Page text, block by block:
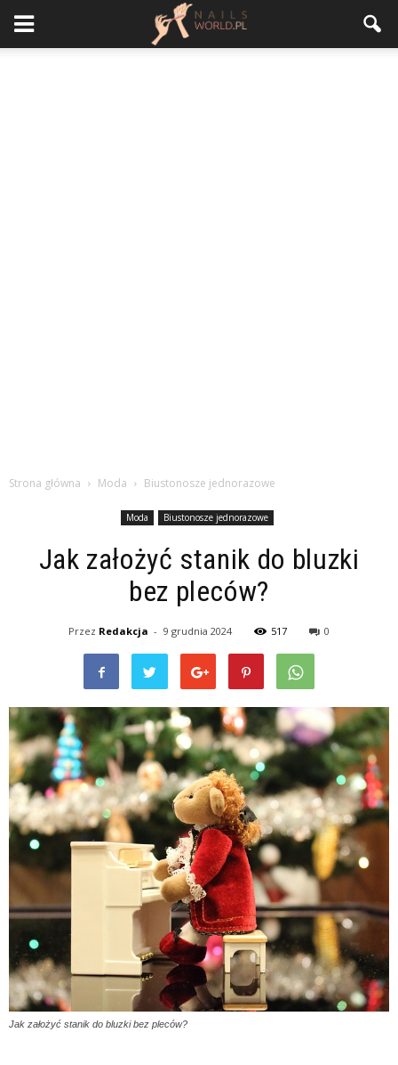
Strona główna Moda Biustonosze jednorazowe
Moda Biustonosze jednorazowe
Jak założyć stanik do bluzki
bez pleców?
Przez Redakcja - 9 grudnia 2024 517 0
Jak założyć stanik do bluzki bez pleców?